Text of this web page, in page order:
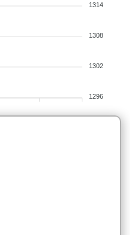
1314
1308
1302
1296